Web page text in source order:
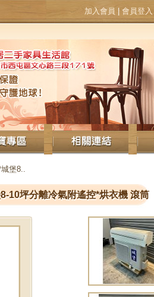
加入會員 會員登入
堡8..
10坪分離冷氣附遙控*烘衣機 滾筒